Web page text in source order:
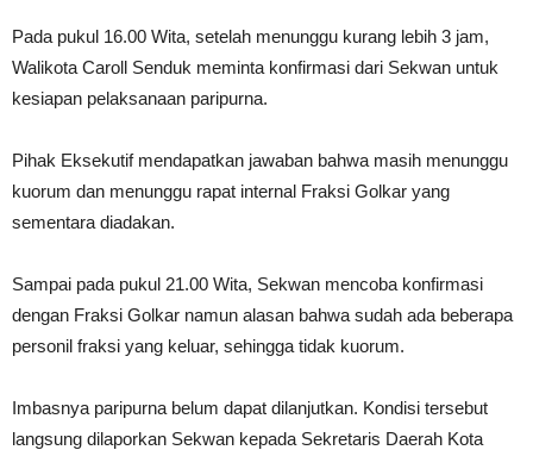
Pada pukul 16.00 Wita, setelah menunggu kurang lebih 3 jam,
Walikota Caroll Senduk meminta konfirmasi dari Sekwan untuk
kesiapan pelaksanaan paripurna.
Pihak Eksekutif mendapatkan jawaban bahwa masih menunggu
kuorum dan menunggu rapat internal Fraksi Golkar yang
sementara diadakan.
Sampai pada pukul 21.00 Wita, Sekwan mencoba konfirmasi
dengan Fraksi Golkar namun alasan bahwa sudah ada beberapa
personil fraksi yang keluar, sehingga tidak kuorum.
Imbasnya paripurna belum dapat dilanjutkan. Kondisi tersebut
langsung dilaporkan Sekwan kepada Sekretaris Daerah Kota